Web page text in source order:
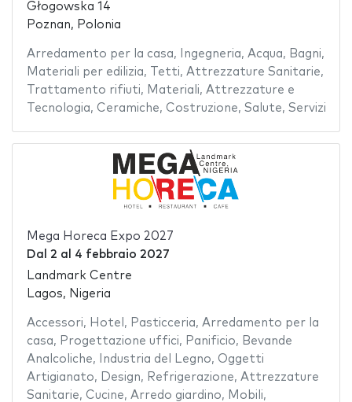
Głogowska 14
Poznan, Polonia
Arredamento per la casa, Ingegneria, Acqua, Bagni,
Materiali per edilizia, Tetti, Attrezzature Sanitarie,
Trattamento rifiuti, Materiali, Attrezzature e
Tecnologia, Ceramiche, Costruzione, Salute, Servizi
Mega Horeca Expo 2027
Dal 2 al 4 febbraio 2027
Landmark Centre
Lagos, Nigeria
Accessori, Hotel , Pasticceria, Arredamento per la
casa, Progettazione uffici, Panificio, Bevande
Analcoliche, Industria del Legno, Oggetti
Artigianato, Design, Refrigerazione, Attrezzature
Sanitarie, Cucine, Arredo giardino, Mobili,